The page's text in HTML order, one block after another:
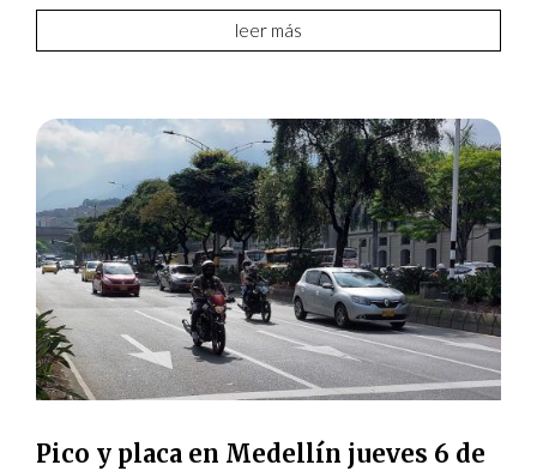
leer más
Pico y placa en Medellín jueves 6 de